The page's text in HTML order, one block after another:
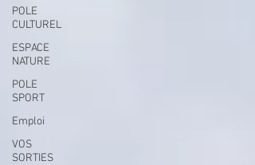
POLE
CULTUREL
ESPACE
NATURE
POLE
SPORT
Emploi
VOS
SORTIES